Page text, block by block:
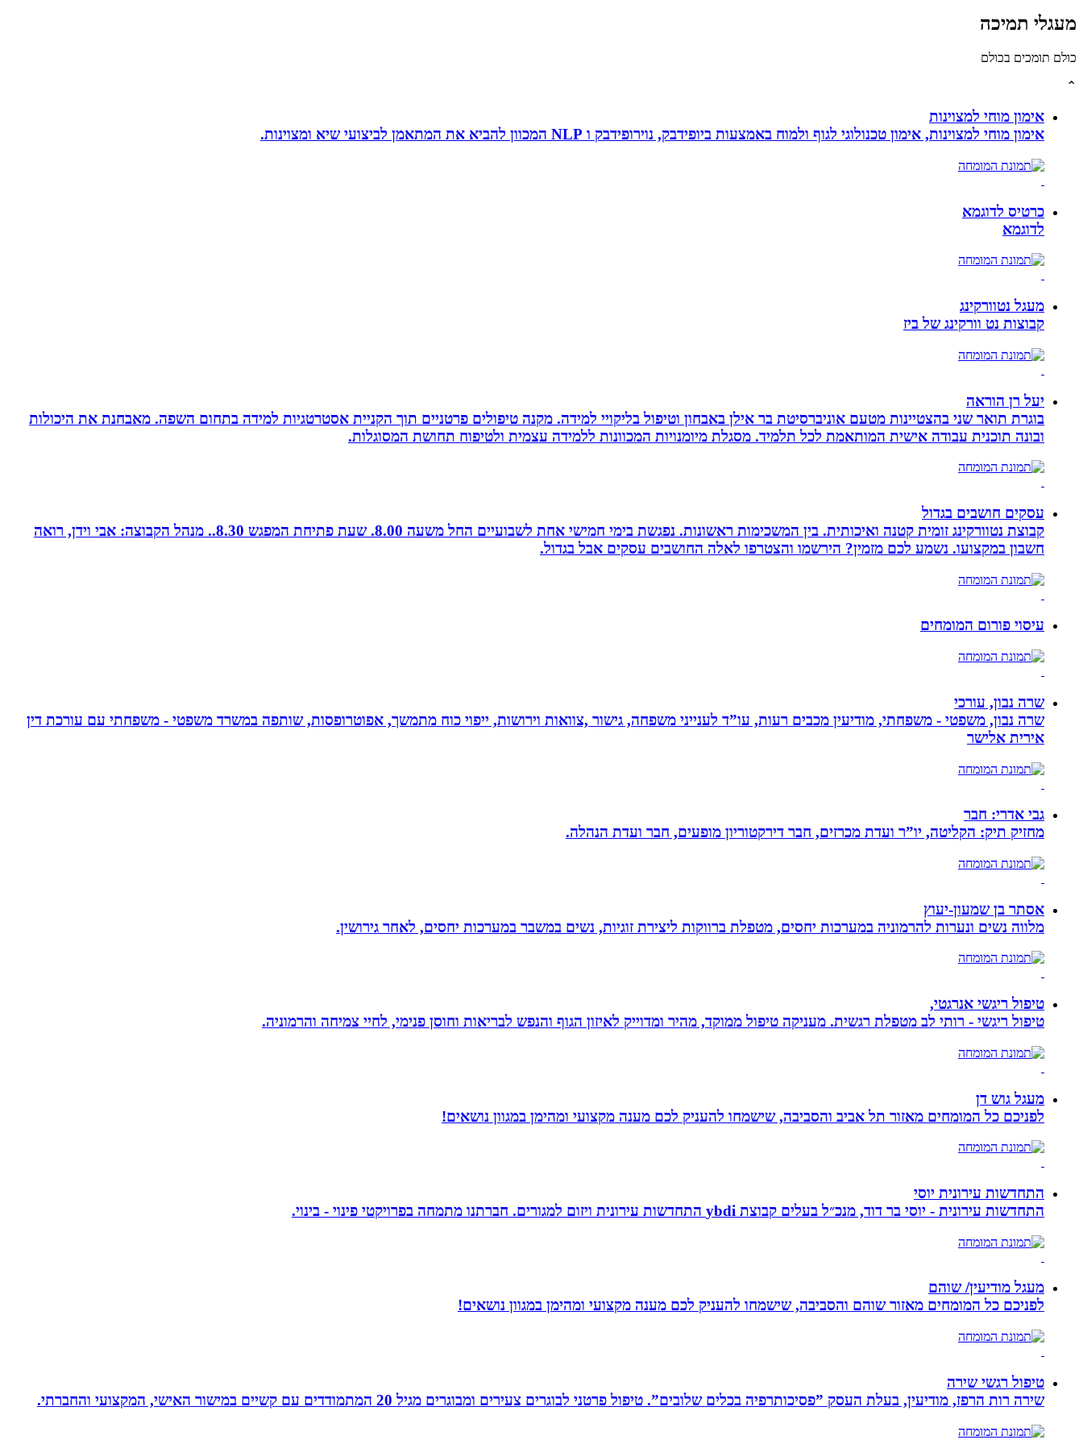
מעגלי תמיכה
כולם תומכים בכולם
⌃
אימון מוחי למצוינות
אימון מוחי למצוינות, אימון טכנולוגי לגוף ולמוח באמצעות ביופידבק, נוירופידבק ו NLP המכוון להביא את המתאמן לביצועי שיא ומצוינות.
כרטיס לדוגמא
לדוגמא
מעגל נטוורקינג
קבוצות נט וורקינג של ביז
יעל רן הוראה
בוגרת תואר שני בהצטיינות מטעם אוניברסיטת בר אילן באבחון וטיפול בליקויי למידה. מקנה טיפולים פרטניים תוך הקניית אסטרטגיות למידה בתחום השפה. מאבחנת את היכולות
ובונה תוכנית עבודה אישית המותאמת לכל תלמיד. מסגלת מיומנויות המכוונות ללמידה עצמית ולטיפוח תחושת המסוגלות.
עסקים חושבים בגדול
קבוצת נטוורקינג זומית קטנה ואיכותית. בין המשכימות ראשונות. נפגשת בימי חמישי אחת לשבועיים החל משעה 8.00. שעת פתיחת המפגש 8.30.. מנהל הקבוצה: אבי וידן, רואה
חשבון במקצועו. נשמע לכם מזמין? הירשמו והצטרפו לאלה החושבים עסקים אבל בגדול.
עיסוי פורום המומחים
שרה נבון, עורכי
שרה נבון, משפטי - משפחתי, מודיעין מכבים רעות, עו”ד לענייני משפחה, גישור ,צוואות וירושות, ייפוי כוח מתמשך, אפוטרופסות, שותפה במשרד משפטי - משפחתי עם עורכת דין
אירית אלישר
גבי אדרי: חבר
מחזיק תיק: הקליטה, יו”ר ועדת מכרזים, חבר דירקטוריון מופעים, חבר ועדת הנהלה.
אסתר בן שמעון-יעוץ
מלווה נשים ונערות להרמוניה במערכות יחסים, מטפלת ברווקות ליצירת זוגיות, נשים במשבר במערכות יחסים, לאחר גירושין.
טיפול ריגשי אנרגטי,
טיפול ריגשי - רותי לב מטפלת רגשית. מעניקה טיפול ממוקד, מהיר ומדוייק לאיזון הגוף והנפש לבריאות וחוסן פנימי, לחיי צמיחה והרמוניה.
מעגל גוש דן
לפניכם כל המומחים מאזור תל אביב והסביבה, שישמחו להעניק לכם מענה מקצועי ומהימן במגוון נושאים!
התחדשות עירונית יוסי
התחדשות עירונית - יוסי בר דוד, מנכ״ל בעלים קבוצת ybdi התחדשות עירונית ויזום למגורים. חברתנו מתמחה בפרויקטי פינוי - בינוי.
מעגל מודיעין/ שוהם
לפניכם כל המומחים מאזור שוהם והסביבה, שישמחו להעניק לכם מענה מקצועי ומהימן במגוון נושאים!
טיפול רגשי שירה
שירה רות הרפז, מודיעין, בעלת העסק ”פסיכותרפיה בכלים שלובים”. טיפול פרטני לבוגרים צעירים ומבוגרים מגיל 20 המתמודדים עם קשיים במישור האישי, המקצועי והחברתי.